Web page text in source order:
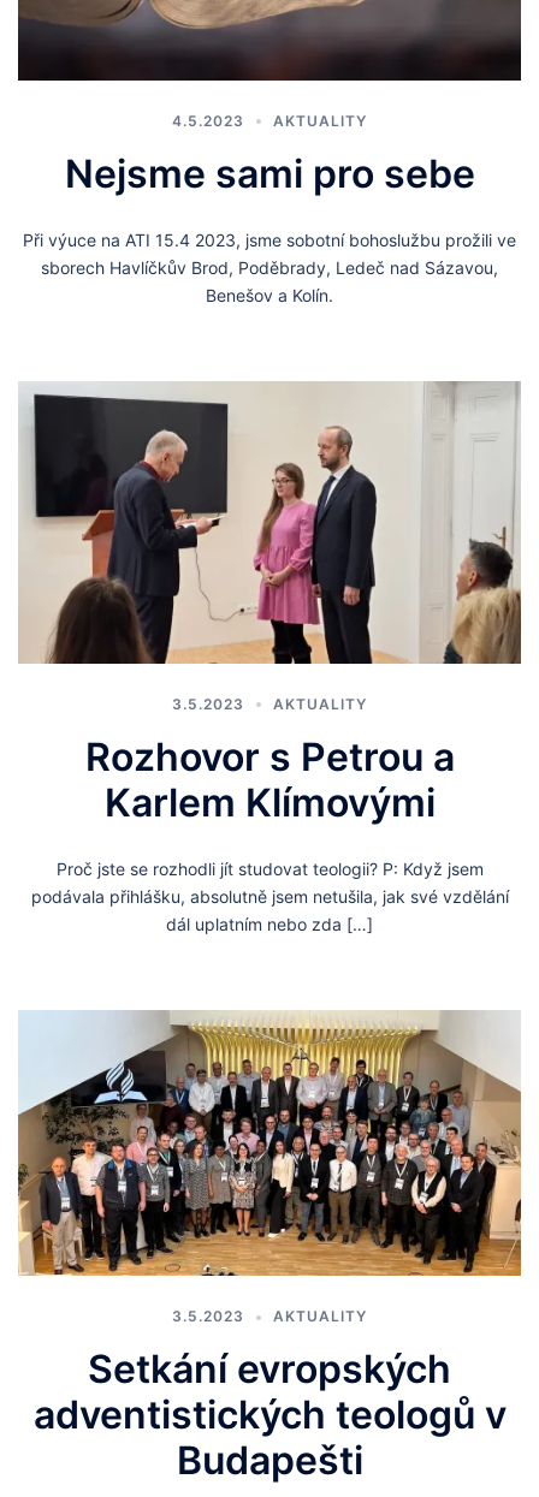
4.5.2023 AKTUALITY
Nejsme sami pro sebe
Při výuce na ATI 15.4 2023, jsme sobotní bohoslužbu prožili ve
sborech Havlíčkův Brod, Poděbrady, Ledeč nad Sázavou,
Benešov a Kolín.
3.5.2023 AKTUALITY
Rozhovor s Petrou a
Karlem Klímovými
Proč jste se rozhodli jít studovat teologii? P: Když jsem
podávala přihlášku, absolutně jsem netušila, jak své vzdělání
dál uplatním nebo zda […]
3.5.2023 AKTUALITY
Setkání evropských
adventistických teologů v
Budapešti